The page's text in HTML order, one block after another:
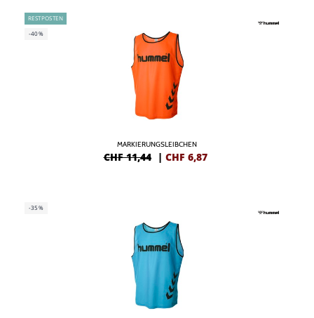
RESTPOSTEN
-40%
MARKIERUNGSLEIBCHEN
CHF 11,44 | CHF 6,87
-35%